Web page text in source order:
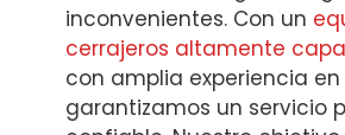
inconvenientes. Con un
cerrajeros altamente
con amplia experiencia en
garantizamos un servicio